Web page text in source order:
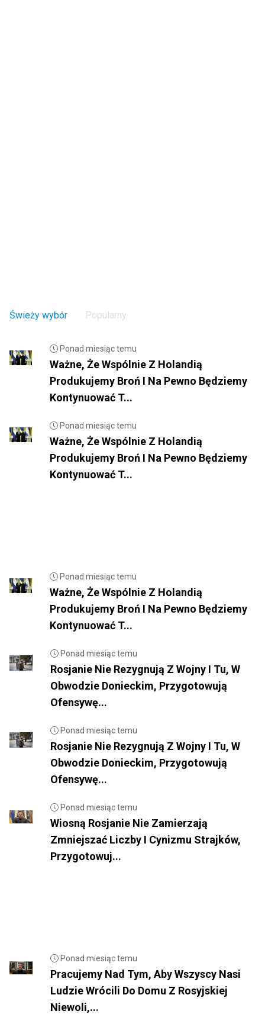
Świeży wybór Popularny
Ponad miesiąc temu
Ważne, Że Wspólnie Z Holandią
Produkujemy Broń I Na Pewno Będziemy
Kontynuować T...
Ponad miesiąc temu
Ważne, Że Wspólnie Z Holandią
Produkujemy Broń I Na Pewno Będziemy
Kontynuować T...
Ponad miesiąc temu
Ważne, Że Wspólnie Z Holandią
Produkujemy Broń I Na Pewno Będziemy
Kontynuować T...
Ponad miesiąc temu
Rosjanie Nie Rezygnują Z Wojny I Tu, W
Obwodzie Donieckim, Przygotowują
Ofensywę...
Ponad miesiąc temu
Rosjanie Nie Rezygnują Z Wojny I Tu, W
Obwodzie Donieckim, Przygotowują
Ofensywę...
Ponad miesiąc temu
Wiosną Rosjanie Nie Zamierzają
Zmniejszać Liczby I Cynizmu Strajków,
Przygotowuj...
Ponad miesiąc temu
Pracujemy Nad Tym, Aby Wszyscy Nasi
Ludzie Wrócili Do Domu Z Rosyjskiej
Niewoli,...